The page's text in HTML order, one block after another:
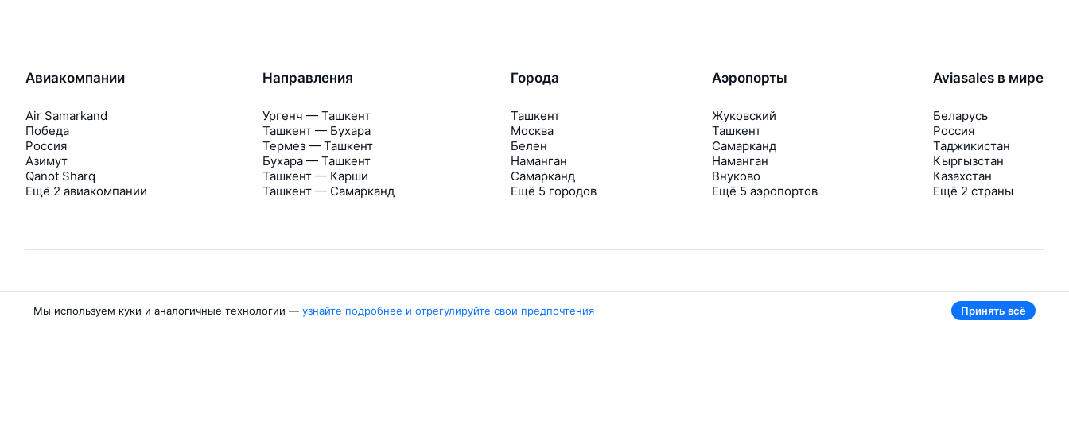
Авиакомпании
Air Samarkand
Победа
Россия
Азимут
Qanot Sharq
Ещё 2 авиакомпании
Направления
Ургенч — Ташкент
Ташкент — Бухара
Термез — Ташкент
Бухара — Ташкент
Ташкент — Карши
Ташкент — Самарканд
Города
Ташкент
Москва
Белен
Наманган
Самарканд
Ещё 5 городов
Аэропорты
Жуковский
Ташкент
Самарканд
Наманган
Внуково
Ещё 5 аэропортов
Aviasales в мире
Беларусь
Россия
Таджикистан
Кыргызстан
Казахстан
Ещё 2 страны
Авиасейлс
Об Авиасейлс
Travelpayouts
Мы используем куки и аналогичные технологии — узнайте подробнее и отрегулируйте свои предпочтения Принять всё